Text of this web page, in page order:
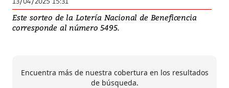
Este sorteo de la Lotería Nacional de Beneficencia
corresponde al número 5495.
Encuentra más de nuestra cobertura en los resultados
de búsqueda.